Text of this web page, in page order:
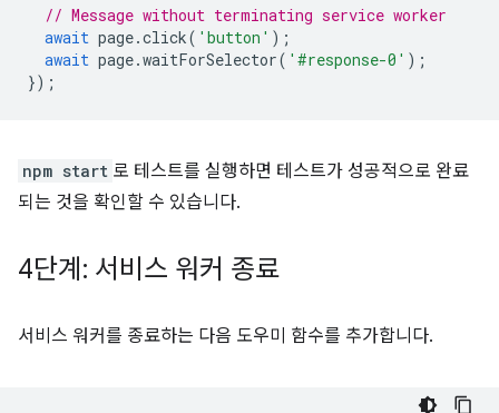
// Message without terminating service worker
await page.click( 'button' );
await page.waitForSelector( '#response-0' );
});
npm start 로 테스트를 실행하면 테스트가 성공적으로 완료
되는 것을 확인할 수 있습니다.
4단계: 서비스 워커 종료
서비스 워커를 종료하는 다음 도우미 함수를 추가합니다.